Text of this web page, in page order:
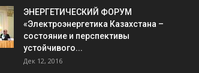
ЭНЕРГЕТИЧЕСКИЙ ФОРУМ
«Электроэнергетика Казахстана –
состояние и перспективы
устойчивого...
Дек 12, 2016